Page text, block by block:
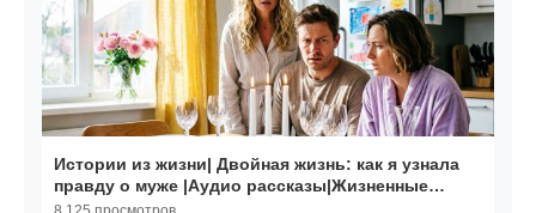
Истории из жизни| Двойная жизнь: как я узнала
правду о муже |Аудио рассказы|Жизненные
истории